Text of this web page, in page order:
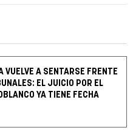
VUELVE A SENTARSE FRENTE
EL JUICIO POR EL
YA TIENE FECHA